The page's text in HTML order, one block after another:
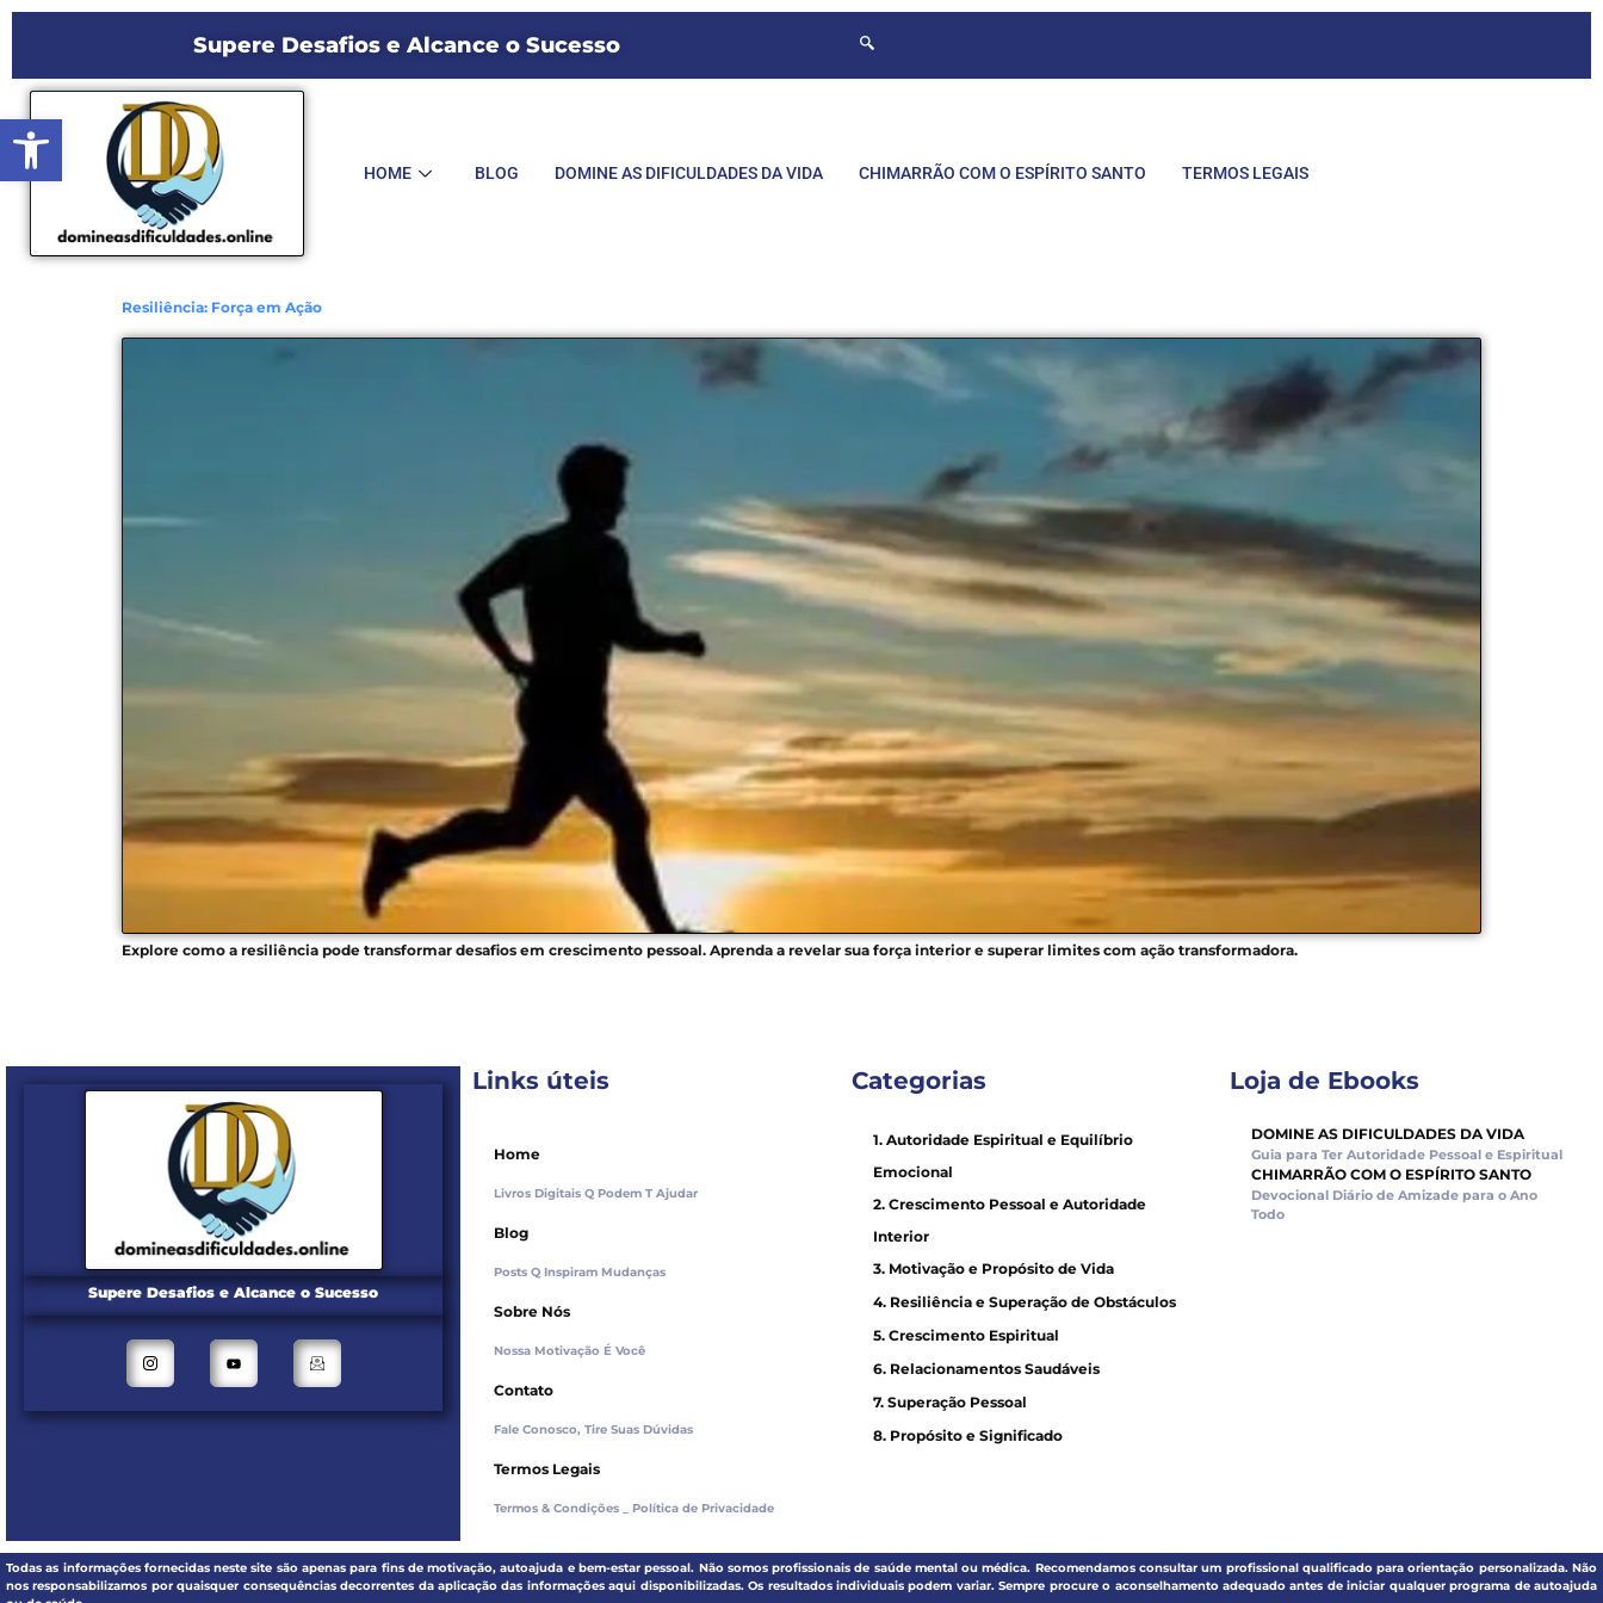
Supere Desafios e Alcance o Sucesso
HOME BLOG DOMINE AS DIFICULDADES DA VIDA CHIMARRÃO COM O ESPÍRITO SANTO TERMOS LEGAIS
Resiliência: Força em Ação
Explore como a resiliência pode transformar desafios em crescimento pessoal. Aprenda a revelar sua força interior e superar limites com ação transformadora.
Supere Desafios e Alcance o Sucesso
Links úteis
Home
Livros Digitais Q Podem T Ajudar
Blog
Posts Q Inspiram Mudanças
Sobre Nós
Nossa Motivação É Você
Contato
Fale Conosco, Tire Suas Dúvidas
Termos Legais
Termos & Condições _ Política de Privacidade
Categorias
1. Autoridade Espiritual e Equilíbrio
Emocional
2. Crescimento Pessoal e Autoridade
Interior
3. Motivação e Propósito de Vida
4. Resiliência e Superação de Obstáculos
5. Crescimento Espiritual
6. Relacionamentos Saudáveis
7. Superação Pessoal
8. Propósito e Significado
Loja de Ebooks
DOMINE AS DIFICULDADES DA VIDA
Guia para Ter Autoridade Pessoal e Espiritual
CHIMARRÃO COM O ESPÍRITO SANTO
Devocional Diário de Amizade para o Ano
Todo
Todas as informações fornecidas neste site são apenas para fins de motivação, autoajuda e bem-estar pessoal. Não somos profissionais de saúde mental ou médica. Recomendamos consultar um profissional qualificado para orientação personalizada. Não
nos responsabilizamos por quaisquer consequências decorrentes da aplicação das informações aqui disponibilizadas. Os resultados individuais podem variar. Sempre procure o aconselhamento adequado antes de iniciar qualquer programa de autoajuda
Abrir a barra de ferramentas